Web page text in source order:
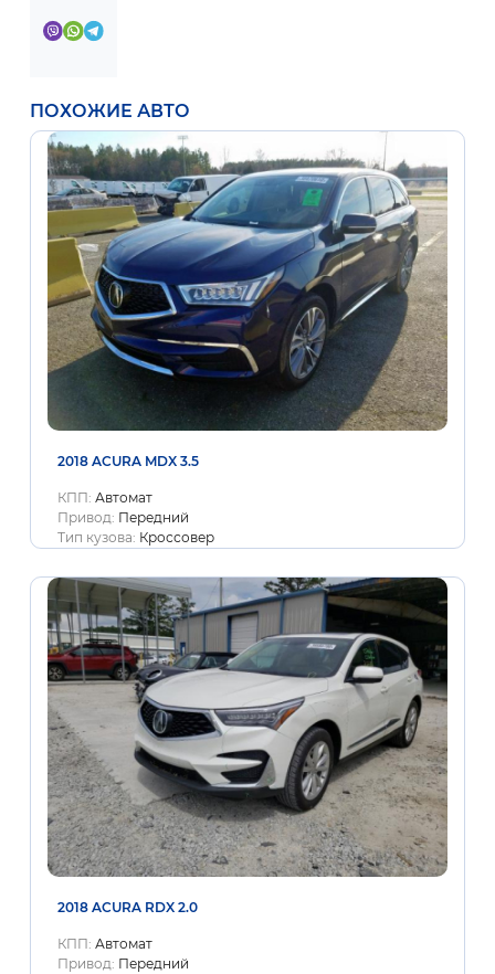
ПОХОЖИЕ АВТО
2018 ACURA MDX 3.5
КПП: Автомат
Привод: Передний
Тип кузова: Кроссовер
2018 ACURA RDX 2.0
КПП: Автомат
Привод: Передний